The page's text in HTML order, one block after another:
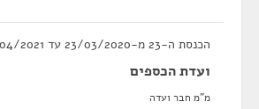
הכנסת ה-23 מ-23/03/2020 עד 06/04/2021
ועדת הכספים
מ"מ חבר ועדה